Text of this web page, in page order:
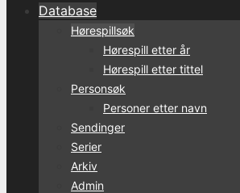
Database
Hørespillsøk
Hørespill etter år
Hørespill etter tittel
Personsøk
Personer etter navn
Sendinger
Serier
Arkiv
Admin